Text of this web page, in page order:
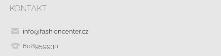
KONTAKT
info@fashioncenter.cz
608959930